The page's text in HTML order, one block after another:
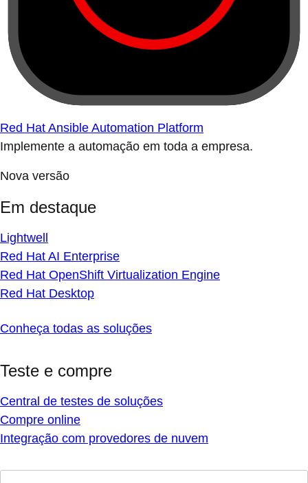
Implemente a automação em toda a empresa.
Em destaque
Red Hat AI Enterprise
Red Hat OpenShift Virtualization Engine
Red Hat Desktop
Teste e compre
Compre online
Integração com provedores de nuvem